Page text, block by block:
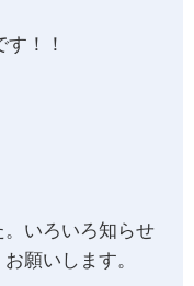
！！
いろいろ知らせ
願いします。